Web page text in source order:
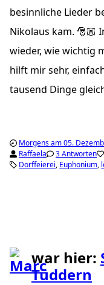
besinnliche Lieder
Nikolaus kam. 🎅🏼
wieder, wie wichtig
hilft mir sehr,
tausend Dinge
Morgens am 05.
Raffaela
3 Antworten
Dorffeierei Euphonium
war hier:
Tüddern